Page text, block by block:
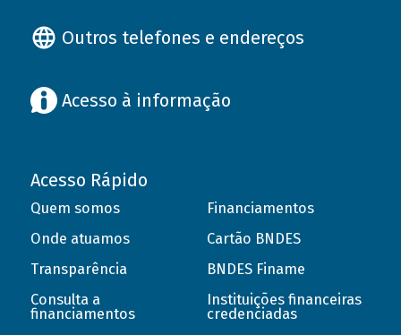
Outros telefones e endereços
Acesso à informação
Acesso Rápido
Quem somos
Onde atuamos
Transparência
Consulta a
financiamentos
Financiamentos
Cartão BNDES
BNDES Finame
Instituições financeiras
credenciadas